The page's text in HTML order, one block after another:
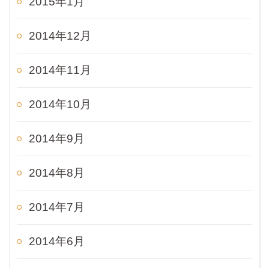
2014年12月
2014年11月
2014年10月
2014年9月
2014年8月
2014年7月
2014年6月